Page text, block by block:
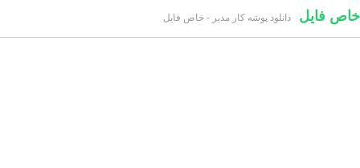
خاص فایل دانلود پوشه کار مدیر - خاص فایل